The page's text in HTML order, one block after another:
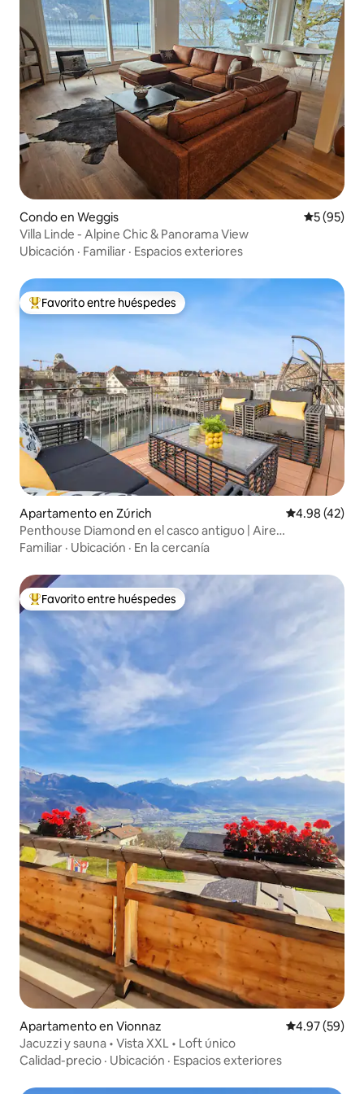
Condo en Weggis
5 (95)
Villa Linde - Alpine Chic & Panorama View
Ubicación · Familiar · Espacios exteriores
Favorito entre huéspedes preferido
Favorito entre huéspedes
Apartamento en Zúrich Calificación
4.98 (42)
Penthouse Diamond en el casco antiguo | Aire
acondicionado | Terraza privada en la azotea
Familiar · Ubicación · En la cercanía
Favorito entre huéspedes preferido
Favorito entre huéspedes
Apartamento en Vionnaz Calificación
4.97 (59)
Jacuzzi y sauna • Vista XXL • Loft único
Calidad-precio · Ubicación · Espacios exteriores